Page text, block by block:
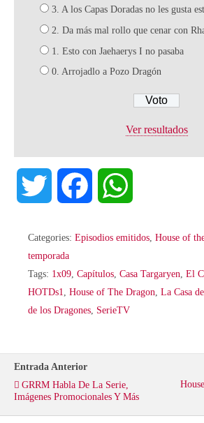
3. A los Capas Doradas no les gusta
2. Da más mal rollo que cenar con
1. Esto con Jaehaerys I no pasaba
0. Arrojadlo a Pozo Dragón
Ver resultados
i
t
e
r
e
o
t
p
Categories: Episodios emitidos, House of
temporada
Tags: 1x09, Capítulos, Casa Targaryen, El
HOTDs1, House of The Dragon, La Casa
de los Dragones, SerieTV
Entrada Anterior
GRRM Habla De La Serie,
Imágenes Promocionales Y Más